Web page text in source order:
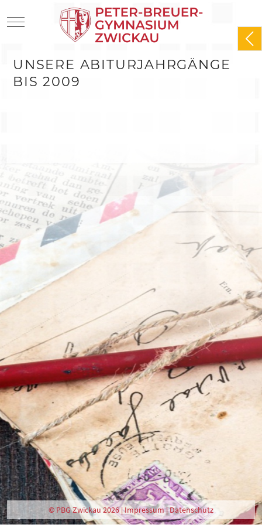
Mobile Menu Toggle
UNSERE ABITURJAHRGÄNGE
BIS 2009
© PBG Zwickau 2026 |Impressum|Datenschutz